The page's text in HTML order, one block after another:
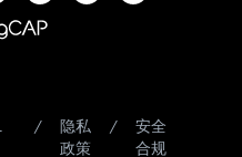
/
隐私
政策
/
安全
合规